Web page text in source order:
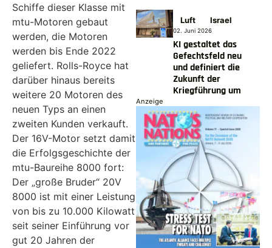
Schiffe dieser Klasse mit
mtu-Motoren gebaut
werden, die Motoren
werden bis Ende 2022
geliefert. Rolls-Royce hat
darüber hinaus bereits
weitere 20 Motoren des
neuen Typs an einen
zweiten Kunden verkauft.
Der 16V-Motor setzt damit
die Erfolgsgeschichte der
mtu-Baureihe 8000 fort:
Der „große Bruder“ 20V
8000 ist mit einer Leistung
von bis zu 10.000 Kilowatt
seit seiner Einführung vor
gut 20 Jahren der
Luft Israel
02. Juni 2026
KI gestaltet das
Gefechtsfeld neu
und definiert die
Zukunft der
Kriegführung um
Anzeige